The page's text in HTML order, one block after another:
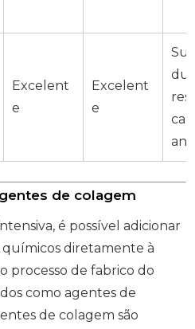
Excelent
e
Excelent
e
de colagem
é possível adicionar
diretamente à
processo de fabrico do
como agentes de
de colagem são